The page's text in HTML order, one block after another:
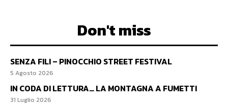
Don't miss
SENZA FILI – PINOCCHIO STREET FESTIVAL
5 Agosto 2026
IN CODA DI LETTURA… LA MONTAGNA A FUMETTI
31 Luglio 2026